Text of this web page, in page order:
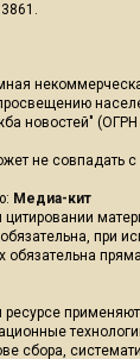
новостей"
не совпадать
Медиа-кит
цитировании
при
обязательна
сбора,